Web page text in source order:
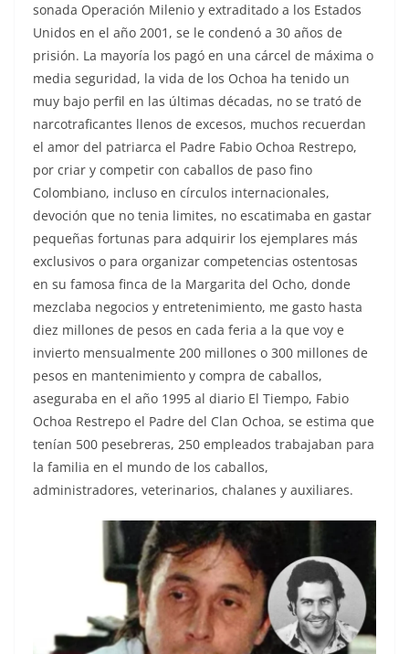
sonada Operación Milenio y extraditado a los Estados
Unidos en el año 2001, se le condenó a 30 años de
prisión. La mayoría los pagó en una cárcel de máxima o
media seguridad, la vida de los Ochoa ha tenido un
muy bajo perfil en las últimas décadas, no se trató de
narcotraficantes llenos de excesos, muchos recuerdan
el amor del patriarca el Padre Fabio Ochoa Restrepo,
por criar y competir con caballos de paso fino
Colombiano, incluso en círculos internacionales,
devoción que no tenia limites, no escatimaba en gastar
pequeñas fortunas para adquirir los ejemplares más
exclusivos o para organizar competencias ostentosas
en su famosa finca de la Margarita del Ocho, donde
mezclaba negocios y entretenimiento, me gasto hasta
diez millones de pesos en cada feria a la que voy e
invierto mensualmente 200 millones o 300 millones de
pesos en mantenimiento y compra de caballos,
aseguraba en el año 1995 al diario El Tiempo, Fabio
Ochoa Restrepo el Padre del Clan Ochoa, se estima que
tenían 500 pesebreras, 250 empleados trabajaban para
la familia en el mundo de los caballos,
administradores, veterinarios, chalanes y auxiliares.